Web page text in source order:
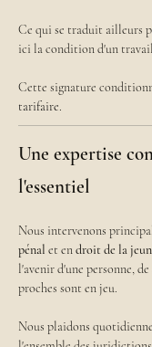
Ce qui se traduit ailleurs
ici la condition d'un
Cette signature
tarifaire.
Une expertise
l'essentiel
Nous intervenons
pénal et en droit de la
l'avenir d'une personne,
proches sont en jeu.
Nous plaidons